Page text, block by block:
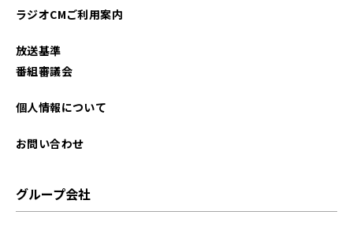
ラジオCMご利用案内
放送基準
番組審議会
個人情報について
お問い合わせ
グループ会社